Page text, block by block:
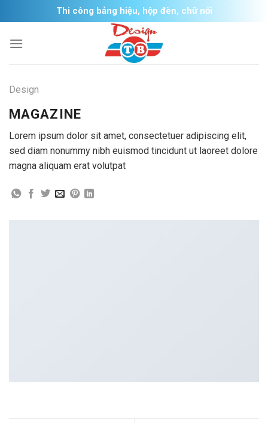
to
content
Thi công bảng hiệu, hộp đèn, chữ nổi
Design
MAGAZINE
Lorem ipsum dolor sit amet, consectetuer adipiscing elit,
sed diam nonummy nibh euismod tincidunt ut laoreet dolore
magna aliquam erat volutpat